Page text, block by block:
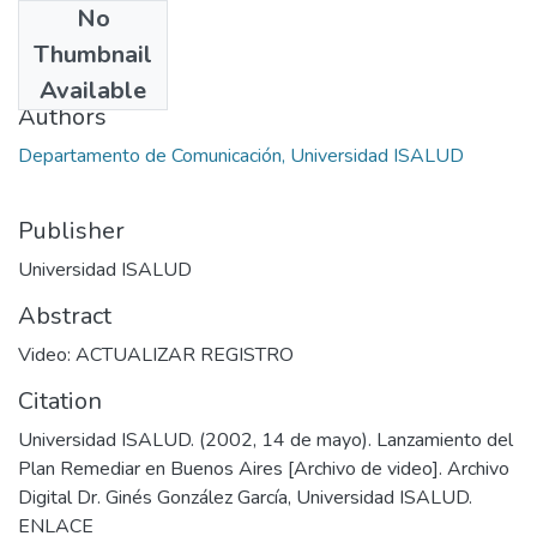
No
Thumbnail
Available
2009-10
Authors
Departamento de Comunicación, Universidad ISALUD
Publisher
Universidad ISALUD
Abstract
Video: ACTUALIZAR REGISTRO
Citation
Universidad ISALUD. (2002, 14 de mayo). Lanzamiento del
Plan Remediar en Buenos Aires [Archivo de video]. Archivo
Digital Dr. Ginés González García, Universidad ISALUD.
ENLACE